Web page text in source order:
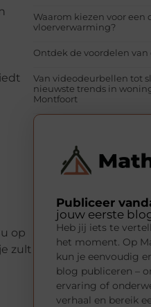
op
zult
Waarom kiezen voor een
vloerverwarming?
Ontdek de voordelen
Van videodeurbellen tot
nieuwste trends in
Montfoort
Publiceer
jouw eerste
Heb jij iets te
het moment. Op
kun je eenvoudig
blog publiceren –
ervaring of
verhaal en bereik